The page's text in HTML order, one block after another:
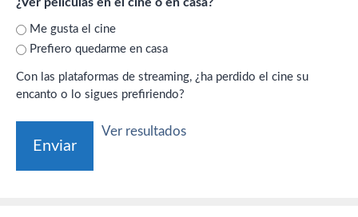
¿Ver películas en el cine o en casa?
Me gusta el cine
Prefiero quedarme en casa
Con las plataformas de streaming, ¿ha perdido el cine su
encanto o lo sigues prefiriendo?
Ver resultados